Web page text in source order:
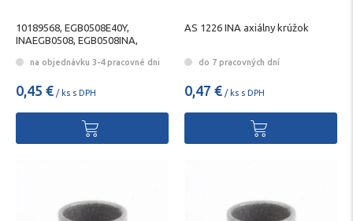
10189568, EGB0508E40Y,
INAEGB0508, EGB0508INA,
EGB0508SCHAEFFLER
na objednávku 3-4 pracovné dni
0,45 € / ks s DPH
AS 1226 INA axiálny krúžok
do 7 pracovných dní
0,47 € / ks s DPH